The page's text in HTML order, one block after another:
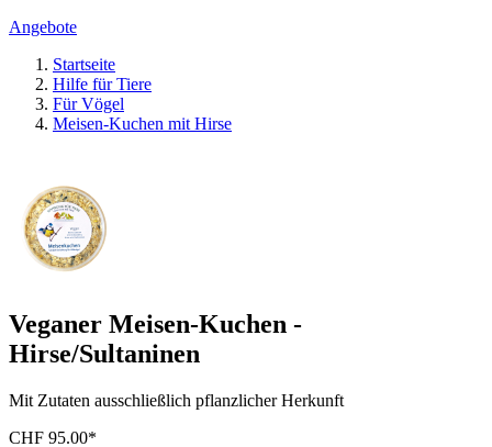
Angebote
Startseite
Hilfe für Tiere
Für Vögel
Meisen-Kuchen mit Hirse
Veganer Meisen-Kuchen -
Hirse/Sultaninen
Mit Zutaten ausschließlich pflanzlicher Herkunft
CHF 95.00*